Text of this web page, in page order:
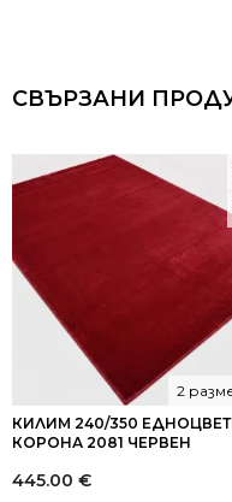
СВЪРЗАНИ
КИЛИМ 240/350
КОРОНА 2081 ЧЕРВЕН
2
445.00 €